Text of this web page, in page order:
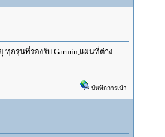
ทุกรุ่นที่รองรับ Garmin,แผนที่ต่าง
บันทึกการเข้า